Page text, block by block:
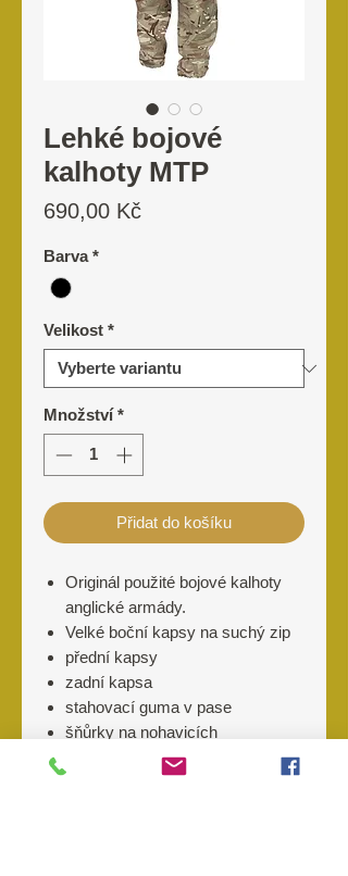
Lehké bojové
kalhoty MTP
690,00 KčCena
Barva *
Velikost *
Množství *
Přidat do košíku
Originál použité bojové kalhoty
anglické armády.
Velké boční kapsy na suchý zip
přední kapsy
zadní kapsa
stahovací guma v pase
šňůrky na nohavicích